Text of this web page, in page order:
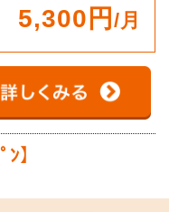
5,300円 /月
】